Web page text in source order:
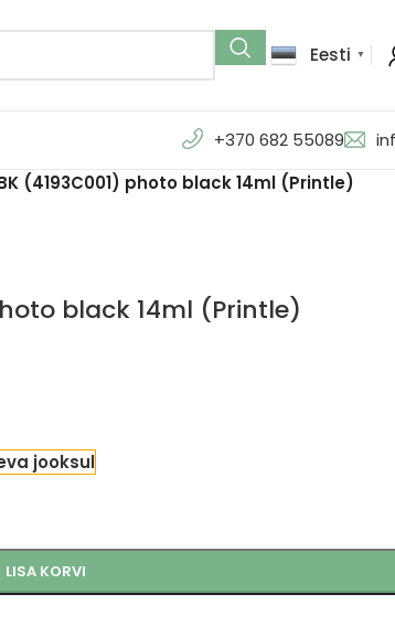
Eesti ▼
+370 682 55089
(4193C001) photo black 14ml (Printle)
black 14ml (Printle)
jooksul
LISA KORVI